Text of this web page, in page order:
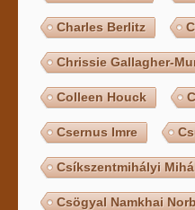
Charles Berlitz
Chrissie Gallagher-
Colleen Houck
Csernus Imre
Csíkszentmihályi
Csögyal Namkhai